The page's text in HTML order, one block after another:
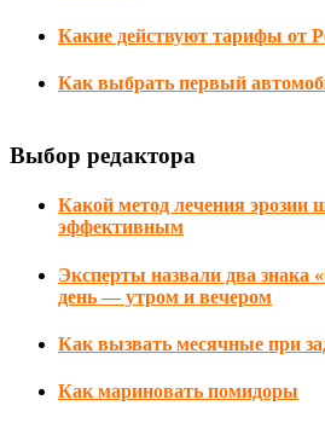
Какие действуют тарифы от
Как выбрать первый
Выбор редактора
Какой метод лечения эрозии
эффективным
Эксперты назвали два знака
день — утром и вечером
Как вызвать месячные при
Как мариновать помидоры